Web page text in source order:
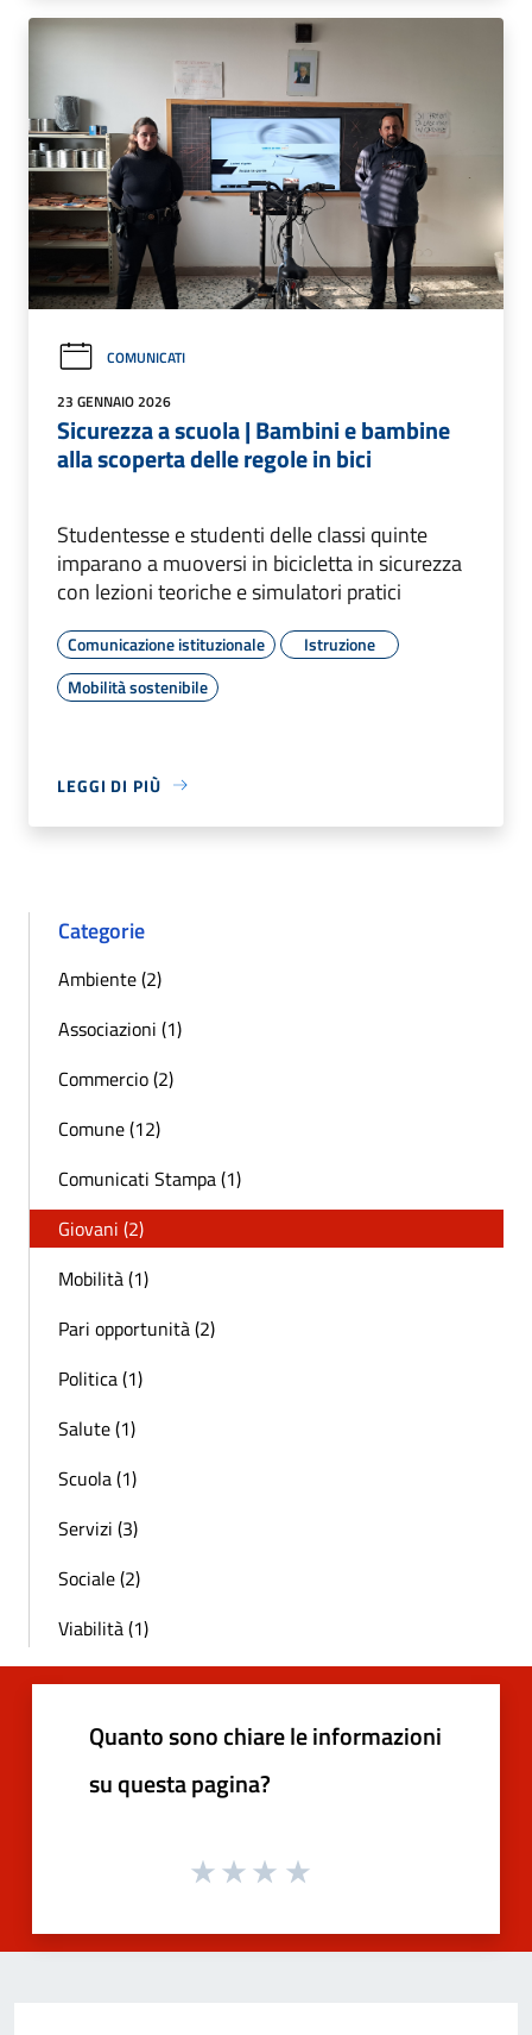
COMUNICATI
23 GENNAIO 2026
Sicurezza a scuola | Bambini e bambine
alla scoperta delle regole in bici
Studentesse e studenti delle classi quinte
imparano a muoversi in bicicletta in sicurezza
con lezioni teoriche e simulatori pratici
Comunicazione istituzionale
Istruzione
Mobilità sostenibile
LEGGI DI PIÙ
Categorie
Ambiente (2)
Associazioni (1)
Commercio (2)
Comune (12)
Comunicati Stampa (1)
Giovani (2)
Mobilità (1)
Pari opportunità (2)
Politica (1)
Salute (1)
Scuola (1)
Servizi (3)
Sociale (2)
Viabilità (1)
Quanto sono chiare le informazioni
su questa pagina?